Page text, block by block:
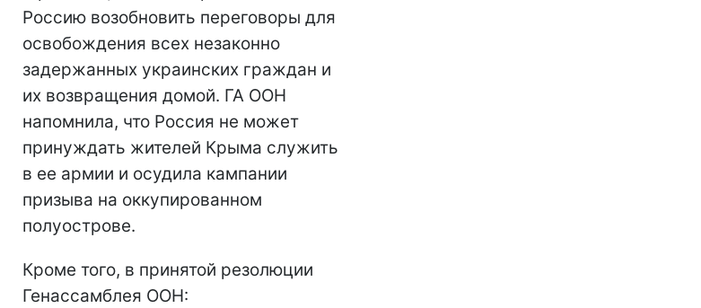
Россию возобновить переговоры для
освобождения всех незаконно
задержанных украинских граждан и
их возвращения домой. ГА ООН
напомнила, что Россия не может
принуждать жителей Крыма служить
в ее армии и осудила кампании
призыва на оккупированном
полуострове.
Кроме того, в принятой резолюции
Генассамблея ООН: